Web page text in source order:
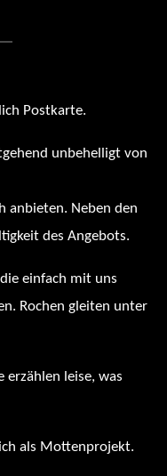
Postkarte.
unbehelligt von
anbieten. Neben den
des Angebots.
einfach mit uns
Rochen gleiten unter
erzählen leise, was
als Mottenprojekt.